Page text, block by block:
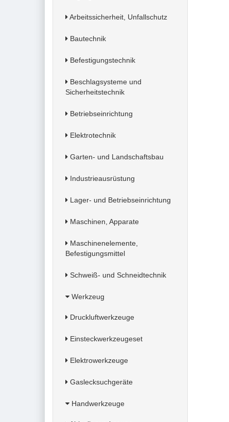
Arbeitssicherheit, Unfallschutz
Bautechnik
Befestigungstechnik
Beschlagsysteme und
Sicherheitstechnik
Betriebseinrichtung
Elektrotechnik
Garten- und Landschaftsbau
Industrieausrüstung
Lager- und Betriebseinrichtung
Maschinen, Apparate
Maschinenelemente,
Befestigungsmittel
Schweiß- und Schneidtechnik
Werkzeug
Druckluftwerkzeuge
Einsteckwerkzeugeset
Elektrowerkzeuge
Gaslecksuchgeräte
Handwerkzeuge